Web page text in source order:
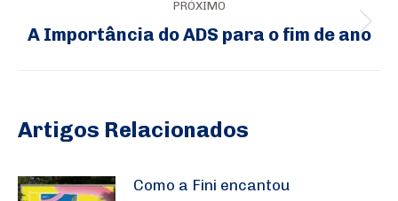
PRÓXIMO
Próximo
A Importância do ADS para o fim de ano
Artigos Relacionados
Como a Fini encantou